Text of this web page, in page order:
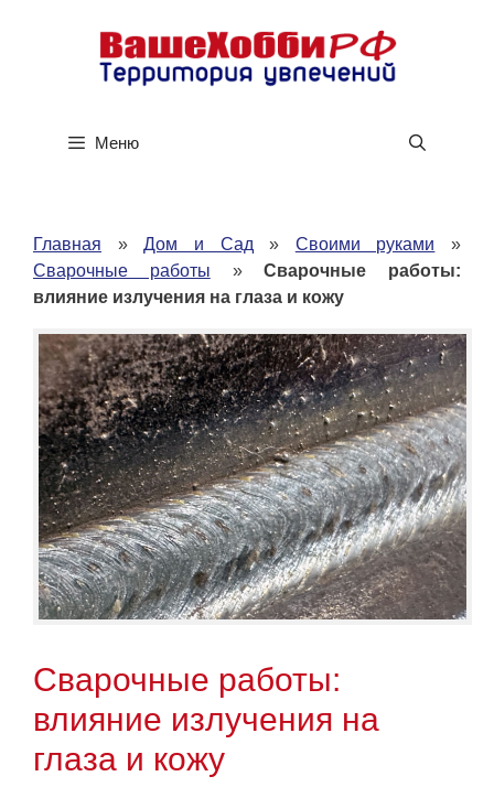
содержимому
Меню
Главная »Дом и Сад » Своими руками »
Сварочные работы »Сварочные работы:
влияние излучения на глаза и кожу
Сварочные работы:
влияние излучения на
глаза и кожу